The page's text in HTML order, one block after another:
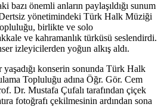
bazı önemli anların paylaşıldığı sunum
yönetimindeki Türk Halk Müziği
birlikte ve solo
ve kahramanlık türküsü seslendirdi.
izleyicilerden yoğun alkış aldı.
konserin sonunda Türk Halk
Topluluğu adına Öğr. Gör. Cem
Dr. Mustafa Çufalı tarafından çiçek
fotoğrafı çekilmesinin ardından sona